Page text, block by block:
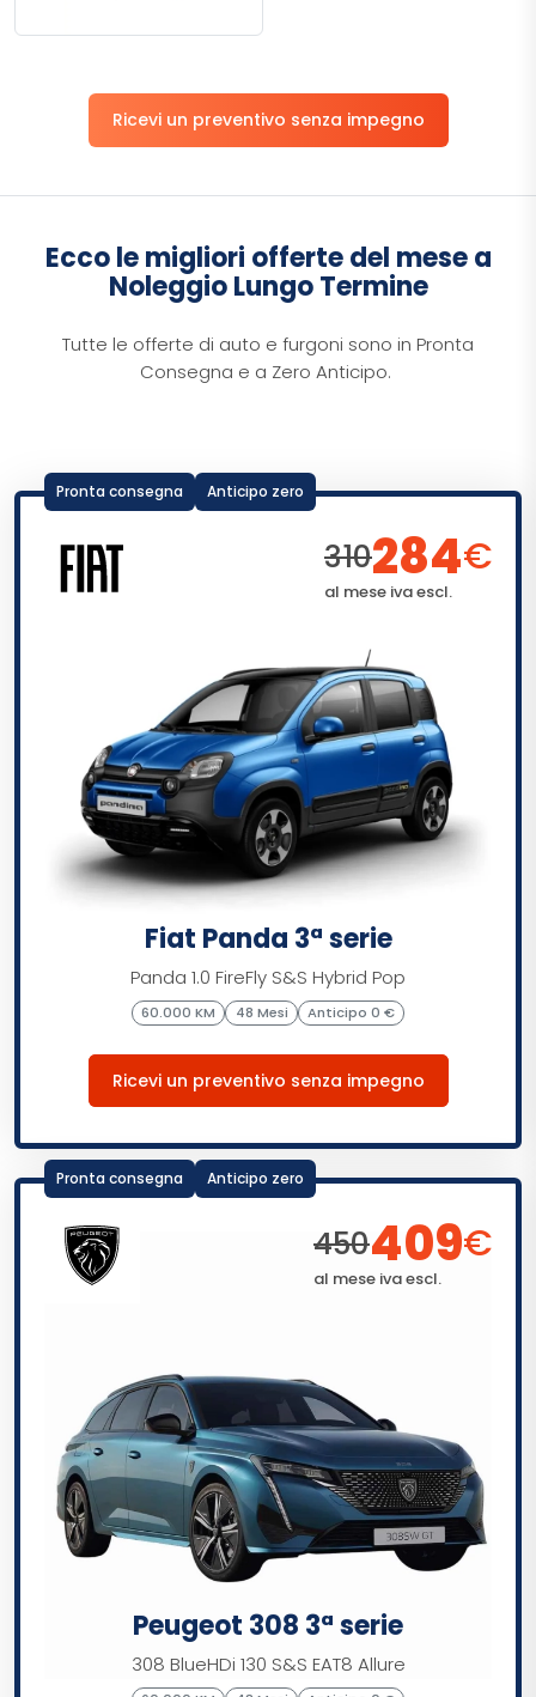
Ricevi un preventivo senza impegno
Ecco le migliori offerte del mese a
Noleggio Lungo Termine
Tutte le offerte di auto e furgoni sono in Pronta
Consegna e a Zero Anticipo.
310284€
al mese iva escl.
Pronta consegna Anticipo zero
Fiat Panda 3ª serie
Panda 1.0 FireFly S&S Hybrid Pop
60.000 KM 48 Mesi Anticipo 0 €
Ricevi un preventivo senza impegno
450409€
al mese iva escl.
Pronta consegna Anticipo zero
Peugeot 308 3ª serie
308 BlueHDi 130 S&S EAT8 Allure